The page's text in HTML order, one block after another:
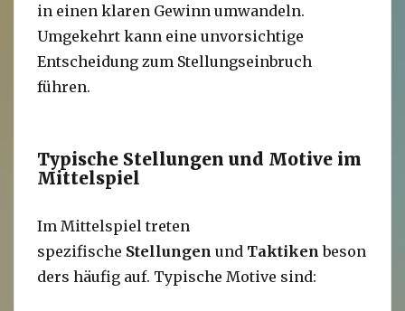
in einen klaren Gewinn umwandeln.
Umgekehrt kann eine unvorsichtige
Entscheidung zum Stellungseinbruch
führen.
Typische Stellungen und Motive im
Mittelspiel
Im Mittelspiel treten
spezifische Stellungen und Taktiken beson
ders häufig auf. Typische Motive sind: